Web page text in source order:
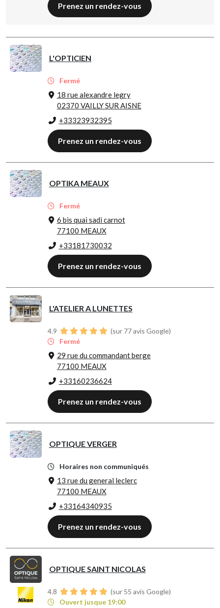
Prenez un rendez-vous
L'OPTICIEN
Fermé
18 rue alexandre legry
02370 VAILLY SUR AISNE
+33323932395
Prenez un rendez-vous
OPTIKA MEAUX
Fermé
6 bis quai sadi carnot
77100 MEAUX
+33181730032
Prenez un rendez-vous
L'ATELIER A LUNETTES
4.9
(sur 77 avis Google)
Fermé
29 rue du commandant berge
77100 MEAUX
+33160236624
Prenez un rendez-vous
OPTIQUE VERGER
Horaires non communiqués
13 rue du general leclerc
77100 MEAUX
+33164340935
Prenez un rendez-vous
OPTIQUE SAINT NICOLAS
4.8
(sur 55 avis Google)
Ouvert jusque 19:00